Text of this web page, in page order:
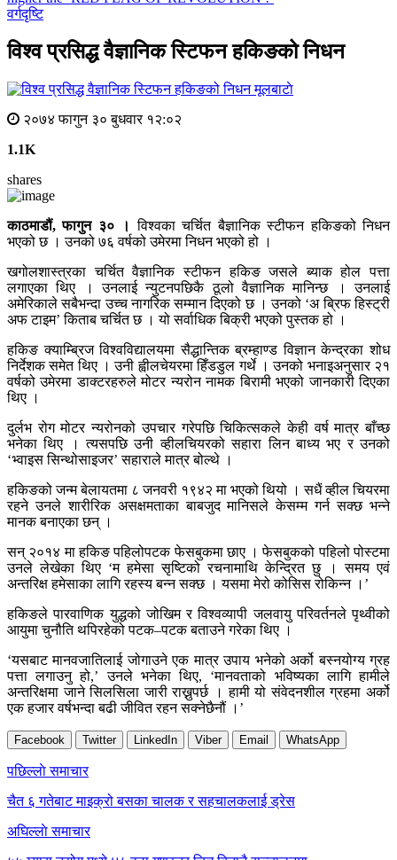
वर्गदृष्टि
विश्व प्रसिद्ध वैज्ञानिक स्टिफन हकिङको निधन
मूलबाटाे
२०७४ फागुन ३० बुधवार १२:०२
1.1K
shares
काठमाडौं, फागुन ३० । विश्वका चर्चित बैज्ञानिक स्टीफन हकिङको निधन
भएको छ । उनको ७६ वर्षको उमेरमा निधन भएको हो ।
खगोलशास्त्रका चर्चित वैज्ञानिक स्टीफन हकिङ जसले ब्याक होल पत्ता
लगाएका थिए । उनलाई न्युटनपछिकै ठूलो वैज्ञानिक मानिन्छ । उनलाई
अमेरिकाले सबैभन्दा उच्च नागरिक सम्मान दिएको छ । उनको ‘अ ब्रिफ हिस्ट्री
अफ टाइम’ किताब चर्चित छ । यो सर्वाधिक बिक्री भएको पुस्तक हो ।
हकिङ क्याम्ब्रिज विश्वविद्यालयमा सैद्धान्तिक ब्रम्हाण्ड विज्ञान केन्द्रका शोध
निर्देशक समेत थिए । उनी ह्वीलचेयरमा हिँडडुल गर्थे । उनको भनाइअनुसार २१
वर्षको उमेरमा डाक्टरहरुले मोटर न्यरोन नामक बिरामी भएको जानकारी दिएका
थिए ।
दुर्लभ रोग मोटर न्यरोनको उपचार गरेपछि चिकित्सकले केही वर्ष मात्र बाँच्छ
भनेका थिए । त्यसपछि उनी व्हीलचियरको सहारा लिन बाध्य भए र उनको
‘भ्वाइस सिन्थोसाइजर’ सहाराले मात्र बोल्थे ।
हकिङको जन्म बेलायतमा ८ जनवरी १९४२ मा भएको थियो । सधैं व्हील चियरमा
रहने उनले शारीरिक असक्षमताका बाबजुद मानिसले केसम्म गर्न सक्छ भन्ने
मानक बनाएका छन् ।
सन् २०१४ मा हकिङ पहिलोपटक फेसबुकमा छाए । फेसबुकको पहिलो पोस्टमा
उनले लेखेका थिए ‘म हमेसा सृष्टिको रचनामाथि केन्द्रित छु । समय एवं
अन्तरिक्ष हमेसाका लागि रहस्य बन्न सक्छ । यसमा मेरो कोसिस रोकिन्न ।’
हकिङले पारवाणिक युद्धको जोखिम र विश्वव्यापी जलवायु परिवर्तनले पृथ्वीको
आयुमा चुनौति थपिरहेको पटक–पटक बताउने गरेका थिए ।
‘यसबाट मानवजातिलाई जोगाउने एक मात्र उपाय भनेको अर्को बस्नयोग्य ग्रह
पत्ता लगाउनु हो,’ उनले भनेका थिए, ‘मानवताको भविष्यका लागि हामीले
अन्तरिक्षमा जाने सिलसिला जारी राख्नुपर्छ । हामी यो संवेदनशील ग्रहमा अर्को
एक हजार वर्षभन्दा बढी जीवित रहन सक्नेछैनौं ।’
Facebook Twitter LinkedIn Viber Email WhatsApp
Post
navigation
पछिल्लाे समाचार
चैत ६ गतेबाट माइक्रो बसका चालक र सहचालकलाई ड्रेस
अघिल्लाे समाचार